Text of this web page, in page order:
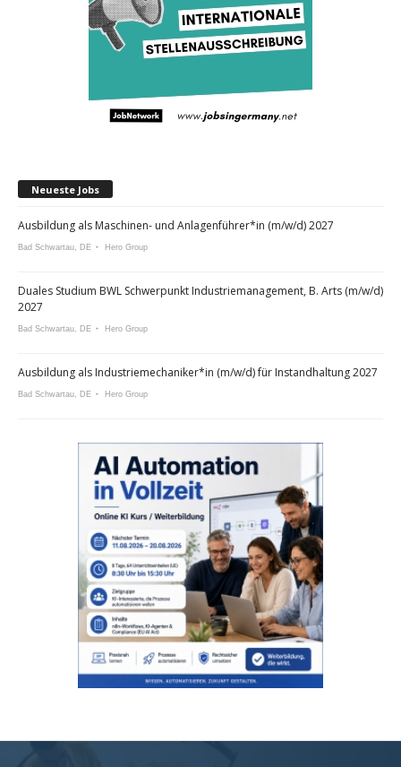
Neueste Jobs
Ausbildung als Maschinen- und Anlagenführer*in (m/w/d) 2027
Bad Schwartau, DE Hero Group
Duales Studium BWL Schwerpunkt Industriemanagement, B. Arts (m/w/d)
2027
Bad Schwartau, DE Hero Group
Ausbildung als Industriemechaniker*in (m/w/d) für Instandhaltung 2027
Bad Schwartau, DE Hero Group